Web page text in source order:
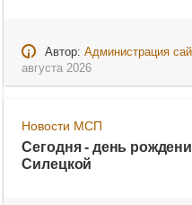
Автор: Администрация
августа 2026
Новости МСП
Сегодня - день
Силецкой